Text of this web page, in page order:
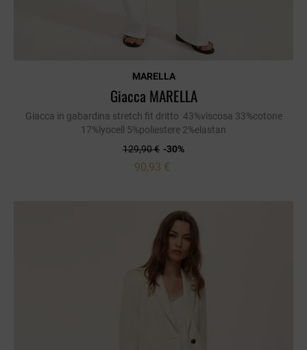
MARELLA
Giacca MARELLA
Giacca in gabardina stretch fit dritto 43%viscosa 33%cotone
17%lyocell 5%poliestere 2%elastan
129,90 € -30%
90,93 €